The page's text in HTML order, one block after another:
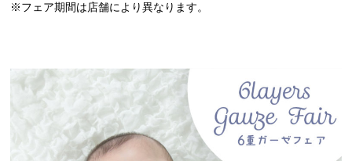
※フェア期間は店舗により異なります。